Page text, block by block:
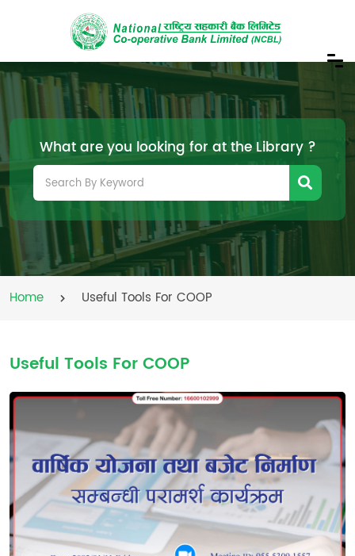
What are you looking for at the Library ?
Home Useful Tools For COOP
Useful Tools For COOP